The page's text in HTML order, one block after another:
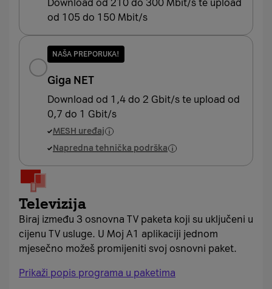
Download od 210 do 300 Mbit/s te upload
od 105 do 150 Mbit/s
NAŠA PREPORUKA!
Giga NET
Download od 1,4 do 2 Gbit/s te upload od
0,7 do 1 Gbit/s
MESH uređaj
Napredna tehnička podrška
Televizija
Biraj između 3 osnovna TV paketa koji su uključeni u
cijenu TV usluge. U Moj A1 aplikaciji jednom
mjesečno možeš promijeniti svoj osnovni paket.
Prikaži popis programa u paketima